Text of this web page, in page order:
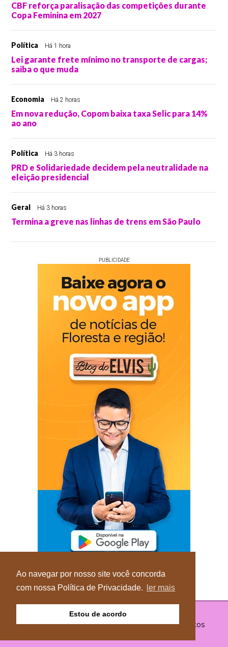
Ao navegar por nosso site você concorda
com nossa Política de Privacidade.
ler mais
Estou de acordo
CBF reforça paralisação das competições durante
Copa Feminina em 2027
Política Há 1 hora
Lei garante frete mínimo no transporte de cargas;
saiba o que muda
Economia Há 2 horas
Em nova redução, Copom baixa taxa Selic para 14%
ao ano
Política Há 3 horas
PRD e Solidariedade decidem pela neutralidade na
eleição presidencial
Geral Há 3 horas
Termina a greve nas linhas de trens em São Paulo
PUBLICIDADE
© Copyright 2026 - Blog do Elvis - Todos os direitos